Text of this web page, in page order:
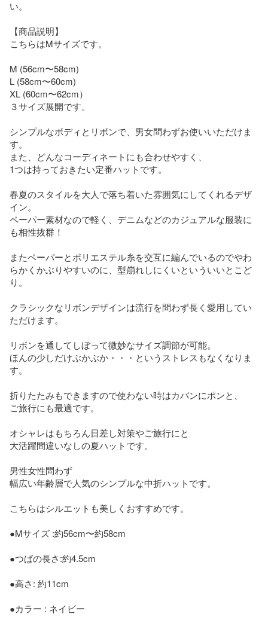
い。
【商品説明】
こちらはMサイズです。
M (56cm〜58cm)
L (58cm〜60cm)
XL (60cm〜62cm）
３サイズ展開です。
シンプルなボディとリボンで、男女問わずお使いいただけま
す。
また、どんなコーディネートにも合わせやすく、
1つは持っておきたい定番ハットです。
春夏のスタイルを大人で落ち着いた雰囲気にしてくれるデザ
イン。
ペーパー素材なので軽く、デニムなどのカジュアルな服装に
も相性抜群！
またペーパーとポリエステル糸を交互に編んでいるのでやわ
らかくかぶりやすいのに、型崩れしにくいといういいとこど
り。
クラシックなリボンデザインは流行を問わず長く愛用してい
ただけます。
リボンを通してしぼって微妙なサイズ調節が可能。
ほんの少しだけぶかぶか・・・というストレスもなくなりま
す。
折りたたみもできますので使わない時はカバンにポンと、
ご旅行にも最適です。
オシャレはもちろん日差し対策やご旅行にと
大活躍間違いなしの夏ハットです。
男性女性問わず
幅広い年齢層で人気のシンプルな中折ハットです。
こちらはシルエットも美しくおすすめです。
●Mサイズ :約56cm〜約58cm
●つばの長さ:約4.5cm
●高さ: 約11cm
●カラー : ネイビー